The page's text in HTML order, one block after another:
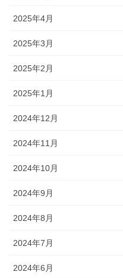
2025年4月
2025年3月
2025年2月
2025年1月
2024年12月
2024年11月
2024年10月
2024年9月
2024年8月
2024年7月
2024年6月